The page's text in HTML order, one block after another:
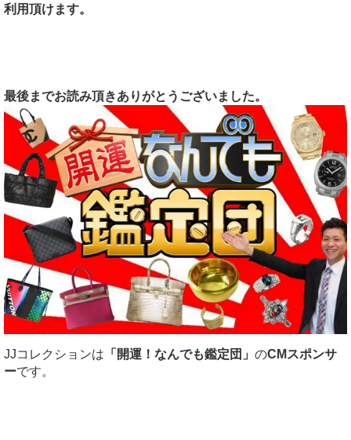
利用頂けます。
最後までお読み頂きありがとうございました。
JJコレクションは 「開運！なんでも鑑定団」 のCMスポンサ
ーです。